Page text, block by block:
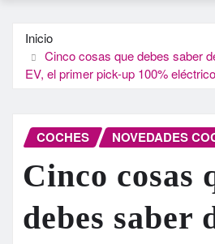
Inicio
Cinco cosas que debes saber
EV, el primer pick-up 100%
COCHES NOVEDADES
Cinco cosas
debes saber